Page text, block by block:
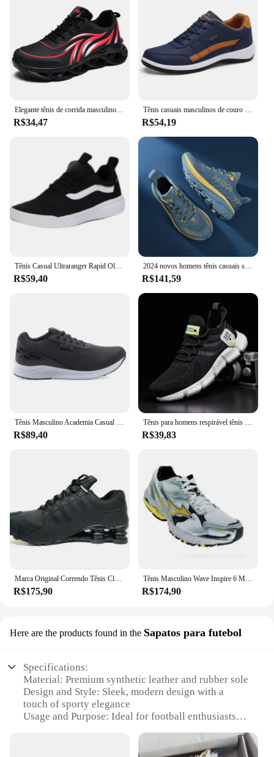
R$34,47 R$54,19
R$59,40
2024 novos homens tênis casuais sapatos masculinos tênis de luxo treinador placa carbono leve tênis corrida para homem tenis masculino
R$141,59
R$89,40 R$39,83
R$175,90
Tênis Masculino Wave Inspire 6 Macio E Leve Premium
R$174,90
Here are the products found in the Sapatos para futebol
Specifications:
Material: Premium synthetic leather and rubber sole
Design and Style: Sleek, modern design with a
touch of sporty elegance
Usage and Purpose: Ideal for football enthusiasts
Performance and Property: Durable construction for
optimal performance on the field